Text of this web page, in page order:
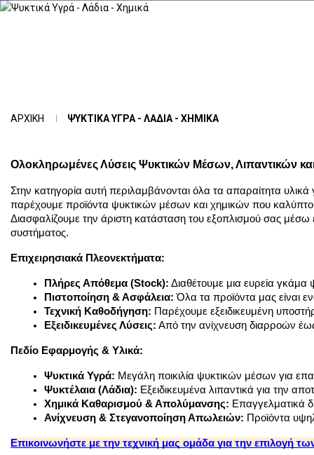
ΑΡΧΙΚΉ ΨΥΚΤΙΚΆ ΥΓΡΆ - ΛΆΔΙΑ - ΧΗΜΙΚΆ
Ολοκληρωμένες Λύσεις Ψυκτικών Μέσων, Λιπαντικών
Στην κατηγορία αυτή περιλαμβάνονται όλα τα απαραίτητα
παρέχουμε προϊόντα ψυκτικών μέσων και χημικών που
Διασφαλίζουμε την άριστη κατάσταση του εξοπλισμού σας μέσω
συστήματος.
Επιχειρησιακά Πλεονεκτήματα:
Πλήρες Απόθεμα (Stock): Διαθέτουμε μια ευρεία
Πιστοποίηση & Ασφάλεια: Όλα τα προϊόντα μας είναι
Τεχνική Καθοδήγηση: Παρέχουμε εξειδικευμένη
Εξειδικευμένες Λύσεις: Από την ανίχνευση διαρροών
Πεδίο Εφαρμογής & Υλικά:
Ψυκτικά Υγρά: Μεγάλη ποικιλία ψυκτικών μέσων για
Ψυκτέλαια (Λάδια): Εξειδικευμένα λιπαντικά για την
Χημικά Καθαρισμού & Απολύμανσης: Επαγγελματικά
Ανίχνευση & Στεγανοποίηση Απωλειών: Προϊόντα
Επικοινωνήστε με την τεχνική μας ομάδα για την επιλογή